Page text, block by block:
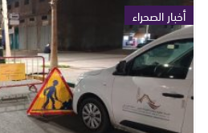
أخبار الصحراء